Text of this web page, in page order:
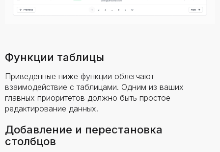
Функции таблицы
Приведенные ниже функции облегчают
взаимодействие с таблицами. Одним из ваших
главных приоритетов должно быть простое
редактирование данных.
Добавление и перестановка
столбцов